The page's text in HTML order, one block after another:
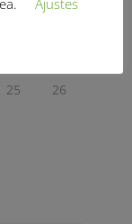
11 12
25 26